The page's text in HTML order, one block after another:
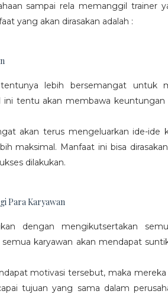
sampai rela memanggil trainer
yang akan dirasakan adalah :
lebih bersemangat untuk
tentu akan membawa keuntungan
akan terus mengeluarkan ide-ide
maksimal. Manfaat ini bisa
dilakukan.
Para Karyawan
dengan mengikutsertakan
karyawan akan mendapat
motivasi tersebut, maka
tujuan yang sama dalam